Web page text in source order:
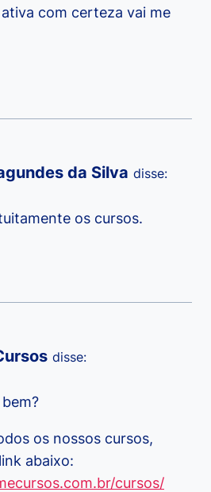
com certeza vai me
da Silva disse:
os cursos.
disse:
os nossos cursos,
abaixo:
cursos/